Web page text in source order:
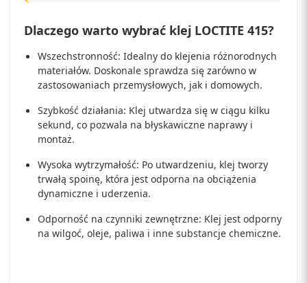
Dlaczego warto wybrać klej LOCTITE 415?
Wszechstronność: Idealny do klejenia różnorodnych
materiałów. Doskonale sprawdza się zarówno w
zastosowaniach przemysłowych, jak i domowych.
Szybkość działania: Klej utwardza się w ciągu kilku
sekund, co pozwala na błyskawiczne naprawy i
montaż.
Wysoka wytrzymałość: Po utwardzeniu, klej tworzy
trwałą spoinę, która jest odporna na obciążenia
dynamiczne i uderzenia.
Odporność na czynniki zewnętrzne: Klej jest odporny
na wilgoć, oleje, paliwa i inne substancje chemiczne.